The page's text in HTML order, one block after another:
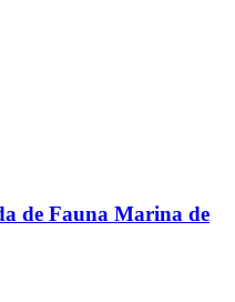
de Fauna Marina de